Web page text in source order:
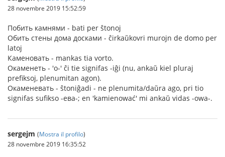
28 novembre 2019 15:52:59
Побить камнями - bati per ŝtonoj
Обить стены дома досками - ĉirkaŭkovri murojn de domo per
latoj
Каменовать - mankas tia vorto.
Окаменеть - 'о-' ĉi tie signifas -iĝi (nu, ankaŭ kiel pluraj
prefiksoj, plenumitan agon).
Окаменевать - ŝtoniĝadi - ne plenumita/daŭra ago, pri tio
signifas sufikso -ева-; en 'kamienować' mi ankaŭ vidas -owa-.
sergejm (Mostra il profilo)
28 novembre 2019 16:35:52